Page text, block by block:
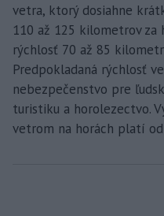
vetra, ktorý dosiahne
110 až 125 kilometrov za
rýchlosť 70 až 85
Predpokladaná rýchlosť
nebezpečenstvo pre
turistiku a horolezectvo.
vetrom na horách platí